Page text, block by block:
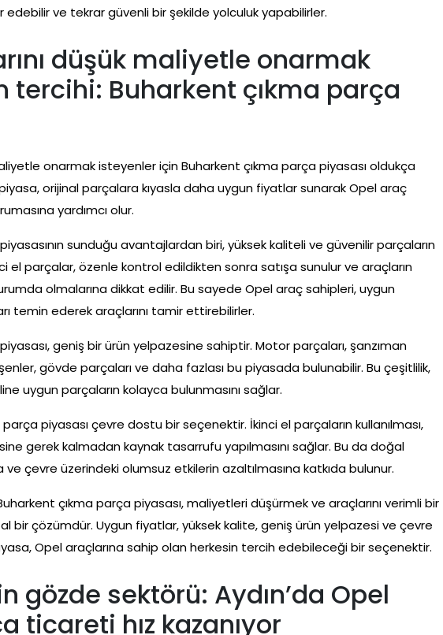
ve tekrar güvenli bir şekilde yolculuk yapabilirler.
düşük maliyetle onarmak
tercihi: Buharkent çıkma parça
onarmak isteyenler için Buharkent çıkma parça piyasası oldukça
orijinal parçalara kıyasla daha uygun fiyatlar sunarak Opel araç
yardımcı olur.
sunduğu avantajlardan biri, yüksek kaliteli ve güvenilir parçaların
el parçalar, özenle kontrol edildikten sonra satışa sunulur ve araçların
olmalarına dikkat edilir. Bu sayede Opel araç sahipleri, uygun
temin ederek araçlarını tamir ettirebilirler.
geniş bir ürün yelpazesine sahiptir. Motor parçaları, şanzıman
gövde parçaları ve daha fazlası bu piyasada bulunabilir. Bu çeşitlilik,
uygun parçaların kolayca bulunmasını sağlar.
parça piyasası çevre dostu bir seçenektir. İkinci el parçaların kullanılması,
gerek kalmadan kaynak tasarrufu yapılmasını sağlar. Bu da doğal
ve çevre üzerindeki olumsuz etkilerin azaltılmasına katkıda bulunur.
çıkma parça piyasası, maliyetleri düşürmek ve araçlarını verimli bir
bir çözümdür. Uygun fiyatlar, yüksek kalite, geniş ürün yelpazesi ve çevre
Opel araçlarına sahip olan herkesin tercih edebileceği bir seçenektir.
gözde sektörü: Aydın’da Opel
ticareti hız kazanıyor